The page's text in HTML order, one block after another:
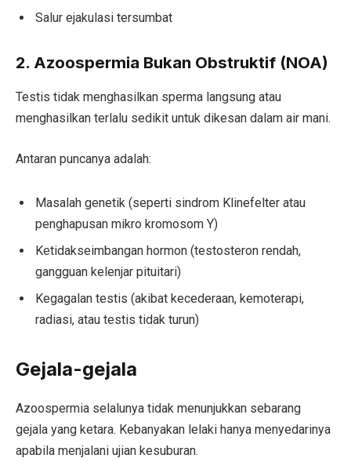
Salur ejakulasi tersumbat
2. Azoospermia Bukan Obstruktif (NOA)
Testis tidak menghasilkan sperma langsung atau
menghasilkan terlalu sedikit untuk dikesan dalam air mani.
Antaran puncanya adalah:
Masalah genetik (seperti sindrom Klinefelter atau
penghapusan mikro kromosom Y)
Ketidakseimbangan hormon (testosteron rendah,
gangguan kelenjar pituitari)
Kegagalan testis (akibat kecederaan, kemoterapi,
radiasi, atau testis tidak turun)
Gejala-gejala
Azoospermia selalunya tidak menunjukkan sebarang
gejala yang ketara. Kebanyakan lelaki hanya menyedarinya
apabila menjalani ujian kesuburan.